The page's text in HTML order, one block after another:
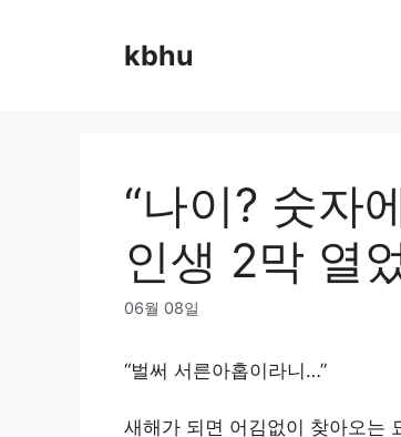
kbhu
“나이? 숫자
인생 2막 열
06월 08일
“벌써 서른아홉이라니…”
새해가 되면 어김없이 찾아오는